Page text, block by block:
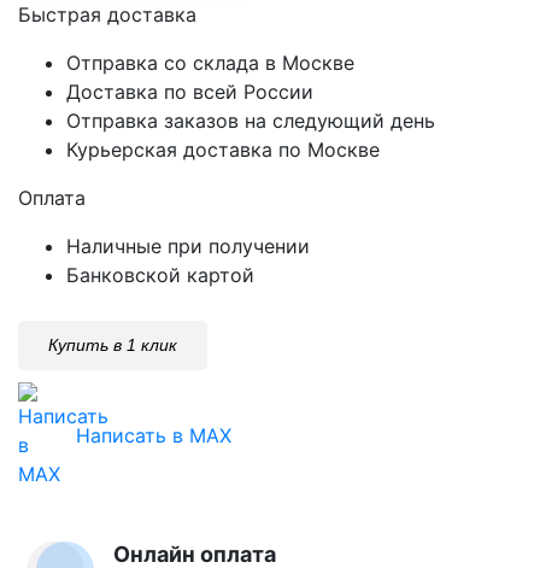
Быстрая доставка
Отправка со склада в Москве
Доставка по всей России
Отправка заказов на следующий день
Курьерская доставка по Москве
Оплата
Наличные при получении
Банковской картой
Купить в 1 клик
Написать в MAX
Онлайн оплата